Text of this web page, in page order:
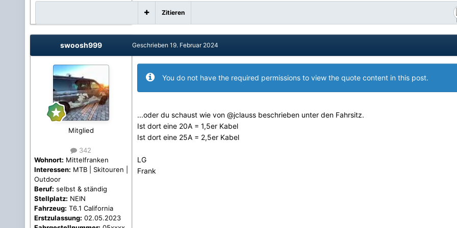
Zitieren
swoosh999
Mitglied
342
Wohnort: Mittelfranken
Interessen: MTB | Skitouren |
Outdoor
Beruf: selbst & ständig
Stellplatz: NEIN
Fahrzeug: T6.1 California
Erstzulassung: 02.05.2023
Geschrieben 19. Februar 2024
You do not have the required permissions to view the quote content in this post.
...oder du schaust wie von @jclaussbeschrieben unter den Fahrsitz.
Ist dort eine 20A = 1,5er Kabel
Ist dort eine 25A = 2,5er Kabel
LG
Frank